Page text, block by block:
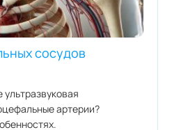
сосудов
ультразвуковая
артерии?